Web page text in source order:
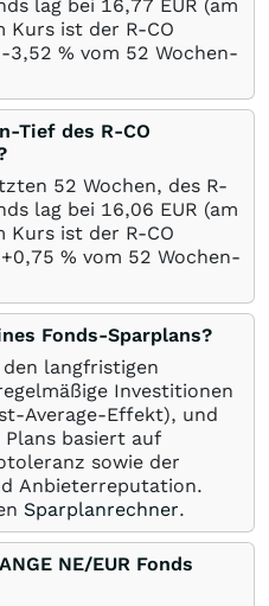
lag bei 16,77 EUR (am
ist der R-CO
-3,52 % vom 52 Wochen-
Tief des R-CO
52 Wochen, des R-
lag bei 16,06 EUR (am
ist der R-CO
% vom 52 Wochen-
Fonds-Sparplans?
langfristigen
Investitionen
Average-Effekt), und
basiert auf
sowie der
Anbieterreputation.
Sparplanrechner.
NE/EUR Fonds